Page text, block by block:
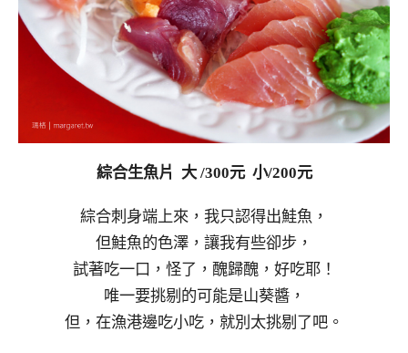
綜合生魚片 大 /300元 小/200元
綜合刺身端上來，我只認得出鮭魚，
但鮭魚的色澤，讓我有些卻步，
試著吃一口，怪了，醜歸醜，好吃耶！
唯一要挑剔的可能是山葵醬，
但，在漁港邊吃小吃，就別太挑剔了吧。